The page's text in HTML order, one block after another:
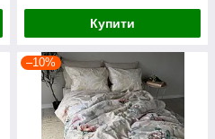
Купити
–10%